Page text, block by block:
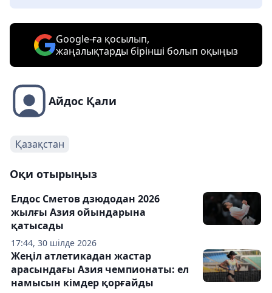
Google-ға қосылып,
жаңалықтарды бірінші болып оқыңыз
Айдос Қали
Қазақстан
Оқи отырыңыз
17:44, 30 шілде 2026
Елдос Сметов дзюдодан 2026
жылғы Азия ойындарына
қатысады
Жеңіл атлетикадан жастар
арасындағы Азия чемпионаты: ел
намысын кімдер қорғайды